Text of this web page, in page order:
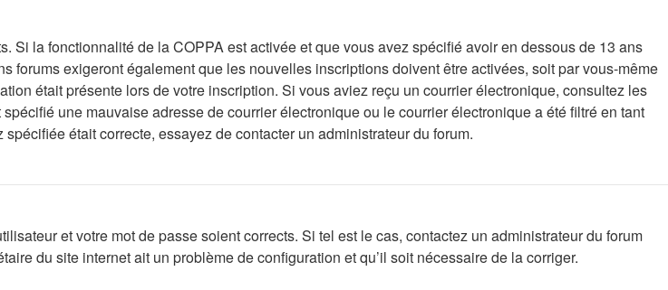
Si la fonctionnalité de la COPPA est activée et que vous avez spécifié avoir en dessous de 13 ans
forums exigeront également que les nouvelles inscriptions doivent être activées, soit par vous-même
était présente lors de votre inscription. Si vous aviez reçu un courrier électronique, consultez les
une mauvaise adresse de courrier électronique ou le courrier électronique a été filtré en tant
était correcte, essayez de contacter un administrateur du forum.
et votre mot de passe soient corrects. Si tel est le cas, contactez un administrateur du forum
du site internet ait un problème de configuration et qu’il soit nécessaire de la corriger.